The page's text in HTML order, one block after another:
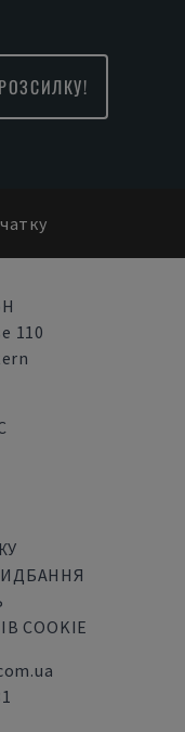
110
COOKIE